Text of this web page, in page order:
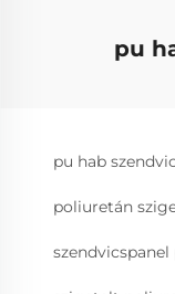
pu
pu hab
poliuretán